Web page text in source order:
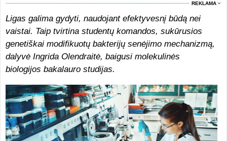
REKLAMA
Ligas galima gydyti, naudojant efektyvesnį būdą nei
vaistai. Taip tvirtina studentų komandos, sukūrusios
genetiškai modifikuotų bakterijų senėjimo mechanizmą,
dalyvė Ingrida Olendraitė, baigusi molekulinės
biologijos bakalauro studijas.